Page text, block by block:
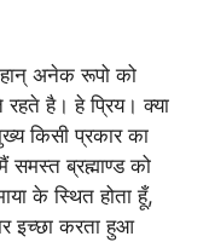
अनेक रूपो को
है। हे प्रिय। क्या
किसी प्रकार का
समस्त ब्रह्माण्ड को
के स्थित होता हूँ,
इच्छा करता हुआ